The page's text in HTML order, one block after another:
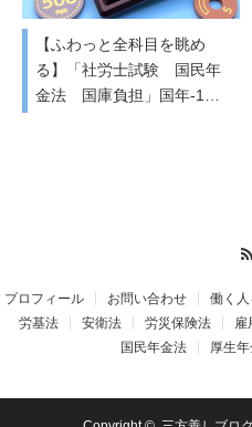
【ふわっと全科目を眺め
る】「社労士試験 国民年
金法 国庫負担」国年-1…
プロフィール お問い合わせ 働く
労基法
安衛法 労災保険法 雇
国民年金法
厚生